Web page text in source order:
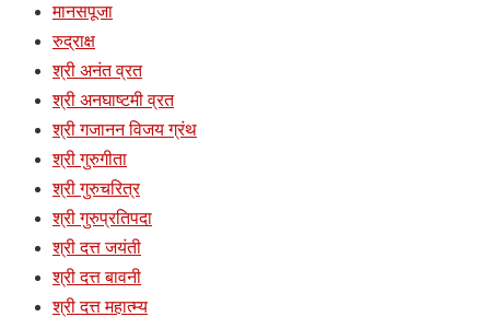
मानसपूजा
रुद्राक्ष
श्री अनंत व्रत
श्री अनघाष्टमी व्रत
श्री गजानन विजय ग्रंथ
श्री गुरुगीता
श्री गुरुचरित्र
श्री गुरुप्रतिपदा
श्री दत्त जयंती
श्री दत्त बावनी
श्री दत्त महात्म्य